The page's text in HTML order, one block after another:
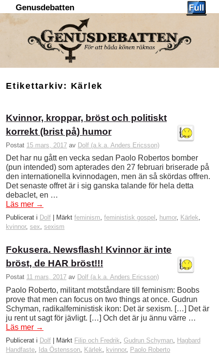
Genusdebatten
Etikettarkiv: Kärlek
Kvinnor, kroppar, bröst och politiskt
korrekt (brist på) humor
Postat 15 mars, 2017 av Dolf (a.k.a. Anders Ericsson)
Det har nu gått en vecka sedan Paolo Robertos bomber
(pun intended) som apterades den 27 februari briserade på
den internationella kvinnodagen, men än så skördas offren.
Det senaste offret är i sig ganska talande för hela detta
debaclet, en …
Läs mer →
Publicerat i Dolf Märkt feminism, feministisk gospel , humor, Kärlek,
kvinnor, sex, sexism
Fokusera. Newsflash! Kvinnor är inte
bröst, de HAR bröst!!!
Postat 11 mars, 2017 av Dolf (a.k.a. Anders Ericsson)
Paolo Roberto, militant motståndare till feminism: Boobs
prove that men can focus on two things at once. Gudrun
Schyman, radikalfeministisk ikon: Det är sexism. […] Det är
ju rent ut sagt för jävligt. […] Och det är ju ännu värre …
Läs mer →
Publicerat i Dolf Märkt Filip och Fredrik Gudrun Schyman
Hagbard
Handfaste
Ida Östensson Kärlek kvinnor, Paolo Roberto